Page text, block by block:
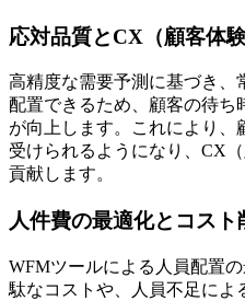
応対品質とCX（顧客体
高精度な需要予測に基づき、
配置できるため、 顧客の待ち
が向上 します。これにより、
受けられるようになり、CX
貢献します。
人件費の最適化とコスト
WFMツールによる人員配置
駄なコストや、人員不足によ